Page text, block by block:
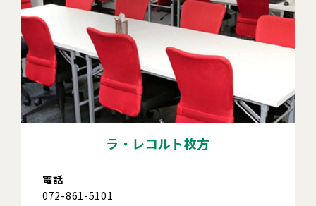
ラ・レコルト枚方
電話
072-861-5101